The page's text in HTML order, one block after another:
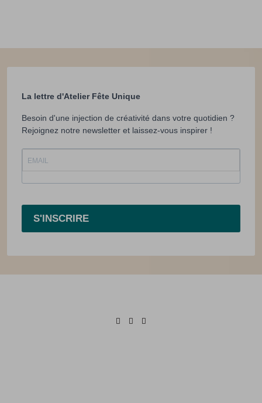
La lettre d'Atelier Fête Unique
Besoin d'une injection de créativité dans votre quotidien ?
Rejoignez notre newsletter et laissez-vous inspirer !
S'INSCRIRE